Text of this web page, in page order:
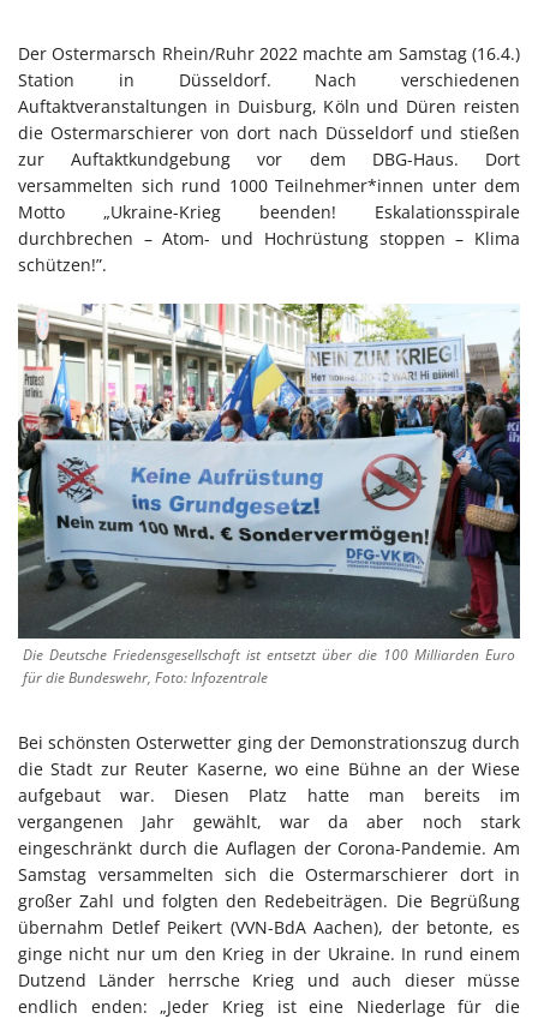
Der Ostermarsch Rhein/Ruhr 2022 machte am Samstag (16.4.)
Station in Düsseldorf. Nach verschiedenen
Auftaktveranstaltungen in Duisburg, Köln und Düren reisten
die Ostermarschierer von dort nach Düsseldorf und stießen
zur Auftaktkundgebung vor dem DBG-Haus. Dort
versammelten sich rund 1000 Teilnehmer*innen unter dem
Motto „Ukraine-Krieg beenden! Eskalationsspirale
durchbrechen – Atom- und Hochrüstung stoppen – Klima
schützen!”.
Die Deutsche Friedensgesellschaft ist entsetzt über die 100 Milliarden Euro
für die Bundeswehr, Foto: Infozentrale
Bei schönsten Osterwetter ging der Demonstrationszug durch
die Stadt zur Reuter Kaserne, wo eine Bühne an der Wiese
aufgebaut war. Diesen Platz hatte man bereits im
vergangenen Jahr gewählt, war da aber noch stark
eingeschränkt durch die Auflagen der Corona-Pandemie. Am
Samstag versammelten sich die Ostermarschierer dort in
großer Zahl und folgten den Redebeiträgen. Die Begrüßung
übernahm Detlef Peikert (VVN-BdA Aachen), der betonte, es
ginge nicht nur um den Krieg in der Ukraine. In rund einem
Dutzend Länder herrsche Krieg und auch dieser müsse
endlich enden: „Jeder Krieg ist eine Niederlage für die